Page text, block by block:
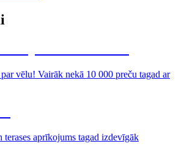
vēlu! Vairāk nekā 10 000 preču tagad ar
terases aprīkojums tagad izdevīgāk